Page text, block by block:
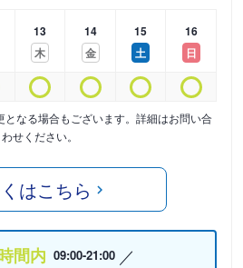
13
木
14
金
15
土
16
日
なる場合もございます。詳細はお問い合
わせください。
はこちら
間内 09:00-21:00